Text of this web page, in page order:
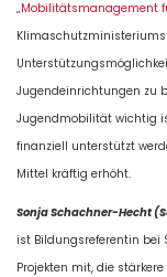
„Mobilitätsmanagement
Jugendeinrichtungen zu
Jugendmobilität wichtig
finanziell unterstützt
Mittel kräftig erhöht.
Sonja Schachner-Hecht
ist Bildungsreferentin bei
Projekten mit, die